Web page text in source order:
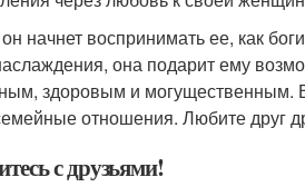
начнет воспринимать ее, как
она подарит ему
здоровым и могущественным.
отношения. Любите друг
с друзьями!